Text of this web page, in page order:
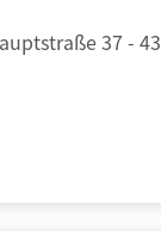
37 - 43